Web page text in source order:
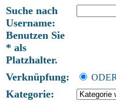
Suche nach
Username:
Benutzen Sie
* als
Platzhalter.
Verknüpfung:
Kategorie: